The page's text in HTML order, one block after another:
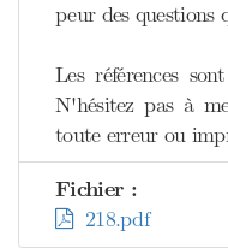
peur des questions
Les références
N'hésitez pas à
toute erreur ou
Fichier :
218.pdf